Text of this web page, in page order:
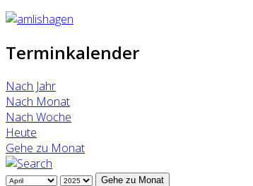
Terminkalender
Nach Jahr
Nach Monat
Nach Woche
Heute
Gehe zu Monat
Gehe zu Monat